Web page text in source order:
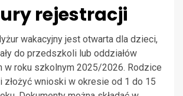
rejestracji
wakacyjny jest otwarta dla dzieci,
do przedszkoli lub oddziałów
w roku szkolnym 2025/2026. Rodzice
złożyć wnioski w okresie od 1 do 15